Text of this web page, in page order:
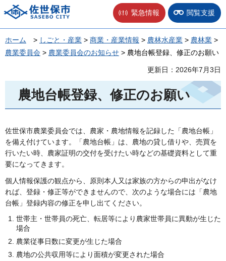
佐世保市 緊急情報 閲覧支援
ホーム > しごと・産業 > 商業・産業情報 > 農林水産業 > 農林業 >
農業委員会 > 農業委員会のお知らせ > 農地台帳登録、修正のお願い
更新日：2026年7月3日
農地台帳登録、修正のお願い
佐世保市農業委員会では、農家・農地情報を記録した「農地台帳」
を備え付けています。「農地台帳」は、農地の貸し借りや、売買を
行いたい時、農家証明の交付を受けたい時などの基礎資料として重
要になってきます。
個人情報保護の観点から、原則本人又は家族の方からの申出がなけ
れば、登録・修正等ができませんので、次のような場合には「農地
台帳」登録内容の修正を申し出てください。
世帯主・世帯員の死亡、転居等により農家世帯員に異動が生じた
場合
農業従事日数に変更が生じた場合
農地の公共収用等により面積が変更された場合